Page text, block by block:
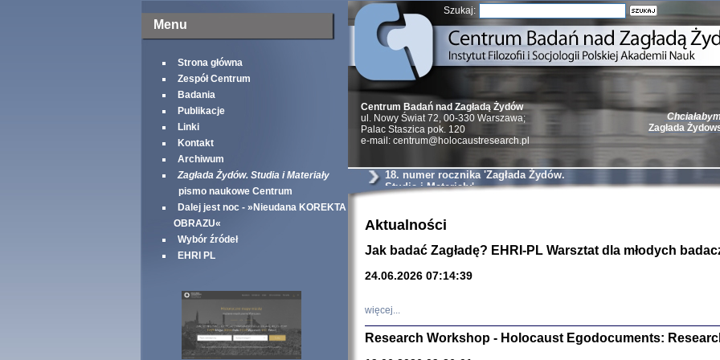
Menu
Strona główna
Zespół Centrum
Badania
Publikacje
Linki
Kontakt
Archiwum
Zagłada Żydów. Studia i Materiały
pismo naukowe Centrum
Dalej jest noc - »Nieudana KOREKTA
OBRAZU«
Wybór źródeł
EHRI PL
Szukaj:
Zagłada
Natalia Aleksiun,
Deborah Dash
Turski, Laurence
Centrum Badań nad Zagładą Żydów
ul. Nowy Świat 72, 00-330 Warszawa;
Palac Staszica pok. 120
e-mail: centrum@holocaustresearch.pl
18. numer rocznika 'Zagłada Żydów.
Studia i Materiały'
Aktualności
Jak badać Zagładę? EHRI-PL Warsztat dla młodych
24.06.2026 07:14:39
więcej...
Research Workshop - Holocaust Egodocuments: